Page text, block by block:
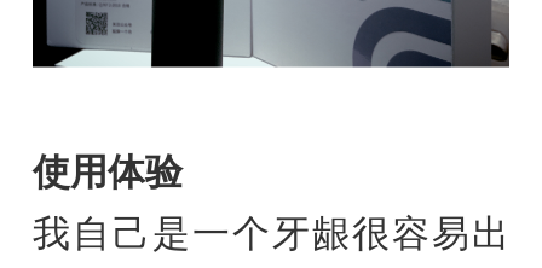
使用体验
我自己是一个牙龈很容易出